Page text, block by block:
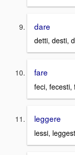
dare
detti, desti,
fare
feci, fecesti,
leggere
lessi,